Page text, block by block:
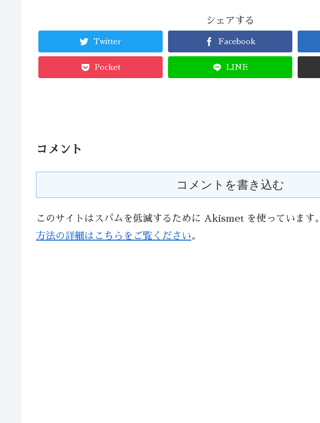
シェアする
Twitter Facebook
Pocket LINE
コメント
コメントを書き込む
このサイトはスパムを低減するために Akismet を使っています。
方法の詳細はこちらをご覧ください 。